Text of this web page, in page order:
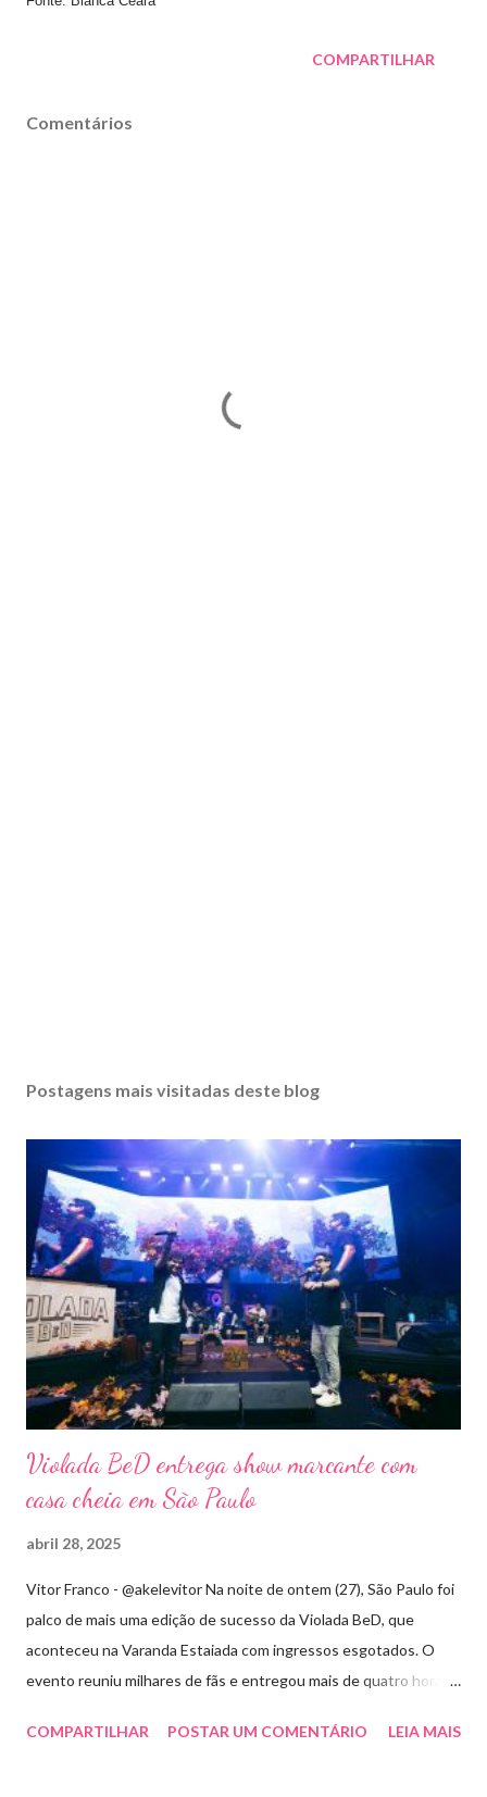
COMPARTILHAR
Comentários
Postagens mais visitadas deste blog
Violada BeD entrega show marcante com
casa cheia em São Paulo
abril 28, 2025
Vitor Franco - @akelevitor Na noite de ontem (27), São Paulo foi
palco de mais uma edição de sucesso da Violada BeD, que
aconteceu na Varanda Estaiada com ingressos esgotados. O
evento reuniu milhares de fãs e entregou mais de quatro horas
de hits, Bruninho & Davi incendiaram o palco e contaram com
COMPARTILHAR POSTAR UM COMENTÁRIO LEIA MAIS